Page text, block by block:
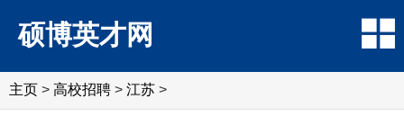
硕博英才网
主页 > 高校招聘 > 江苏 >